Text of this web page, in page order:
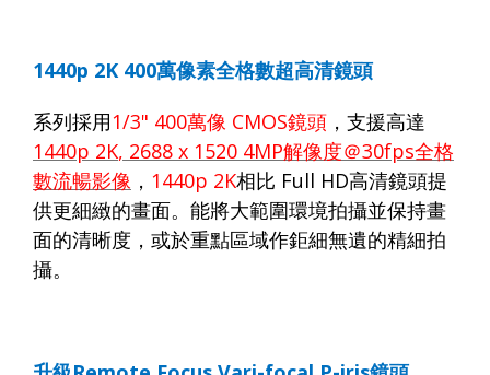
1440p 2K 400萬像素全格數超高清鏡頭
系列採用1/3" 400萬像 CMOS鏡頭 ，支援高達
1440p 2K, 2688 x 1520 4MP解像度＠30fps全格
數流暢影像 ， 1440p 2K相比 Full HD高清鏡頭提
供更細緻的畫面。能將大範圍環境拍攝並保持畫
面的清晰度，或於重點區域作鉅細無遺的精細拍
攝。